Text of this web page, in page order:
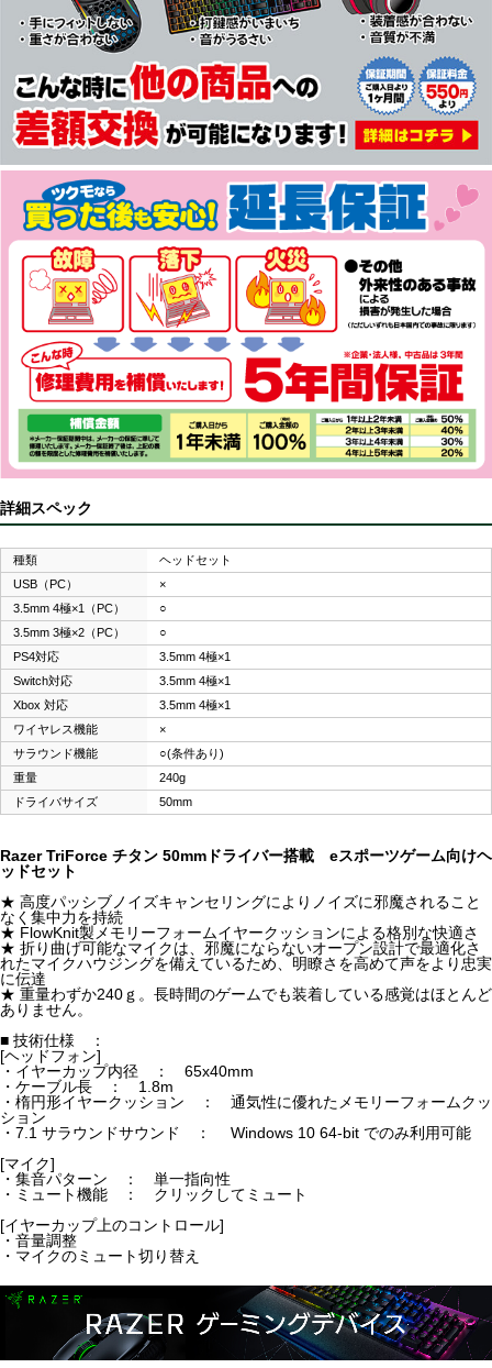
詳細スペック
種類
ヘッドセット
USB（PC）
×
3.5mm 4極×1（PC）
○
3.5mm 3極×2（PC）
○
PS4対応
3.5mm 4極×1
Switch対応
3.5mm 4極×1
Xbox 対応
3.5mm 4極×1
ワイヤレス機能
×
サラウンド機能
○(条件あり)
重量
240g
ドライバサイズ
50mm
Razer TriForce チタン 50mmドライバー搭載 eスポーツゲーム向けヘ
ッドセット
★ 高度パッシブノイズキャンセリングによりノイズに邪魔されること
なく集中力を持続
★ FlowKnit製メモリーフォームイヤークッションによる格別な快適さ
★ 折り曲げ可能なマイクは、邪魔にならないオープン設計で最適化さ
れたマイクハウジングを備えているため、明瞭さを高めて声をより忠実
に伝達
★ 重量わずか240ｇ。長時間のゲームでも装着している感覚はほとんど
ありません。
■ 技術仕様 ：
[ヘッドフォン]
・イヤーカップ内径 ： 65x40mm
・ケーブル長 ： 1.8m
・楕円形イヤークッション ： 通気性に優れたメモリーフォームクッ
ション
・7.1 サラウンドサウンド ： Windows 10 64-bit でのみ利用可能
[マイク]
・集音パターン ： 単一指向性
・ミュート機能 ： クリックしてミュート
[イヤーカップ上のコントロール]
・音量調整
・マイクのミュート切り替え